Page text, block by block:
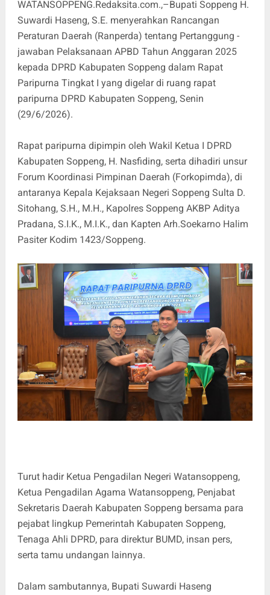
WATANSOPPENG.Redaksita.com.,–Bupati Soppeng H.
Suwardi Haseng, S.E. menyerahkan Rancangan
Peraturan Daerah (Ranperda) tentang Pertanggung -
jawaban Pelaksanaan APBD Tahun Anggaran 2025
kepada DPRD Kabupaten Soppeng dalam Rapat
Paripurna Tingkat I yang digelar di ruang rapat
paripurna DPRD Kabupaten Soppeng, Senin
(29/6/2026).
Rapat paripurna dipimpin oleh Wakil Ketua I DPRD
Kabupaten Soppeng, H. Nasfiding, serta dihadiri unsur
Forum Koordinasi Pimpinan Daerah (Forkopimda), di
antaranya Kepala Kejaksaan Negeri Soppeng Sulta D.
Sitohang, S.H., M.H., Kapolres Soppeng AKBP Aditya
Pradana, S.I.K., M.I.K., dan Kapten Arh.Soekarno Halim
Pasiter Kodim 1423/Soppeng.
Turut hadir Ketua Pengadilan Negeri Watansoppeng,
Ketua Pengadilan Agama Watansoppeng, Penjabat
Sekretaris Daerah Kabupaten Soppeng bersama para
pejabat lingkup Pemerintah Kabupaten Soppeng,
Tenaga Ahli DPRD, para direktur BUMD, insan pers,
serta tamu undangan lainnya.
Dalam sambutannya, Bupati Suwardi Haseng